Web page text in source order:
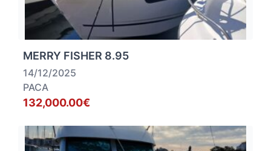
MERRY FISHER 8.95
14/12/2025
PACA
132,000.00€